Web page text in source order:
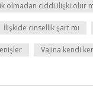
olmadan ciddi ilişki olur
İlişkide cinsellik şart mı
Vajina kendi